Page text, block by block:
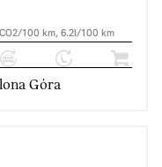
100 km, 6.2l/100 km
Góra